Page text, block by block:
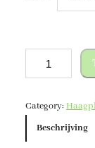
a
u
Category:
Beschrijving